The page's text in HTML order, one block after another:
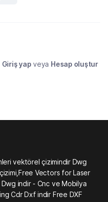
Giriş yap veya Hesap oluştur
vektörel çizimindir Dwg
Vectors for Laser
indir - Cnc ve Mobilya
Cdr Dxf indir Free DXF